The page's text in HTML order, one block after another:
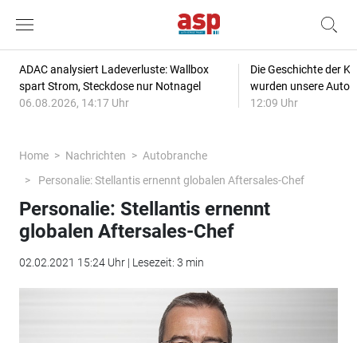
ADAC analysiert Ladeverluste: Wallbox
spart Strom, Steckdose nur Notnagel
06.08.2026, 14:17 Uhr
Die Geschichte der
wurden unsere
12:09 Uhr
Home Nachrichten
Autobranche
Personalie: Stellantis ernennt globalen Aftersales-Chef
Personalie: Stellantis ernennt
globalen Aftersales-Chef
02.02.2021 15:24 Uhr | Lesezeit: 3 min